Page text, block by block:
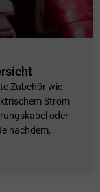
Zubehör wie
Strom
oder
nachdem,